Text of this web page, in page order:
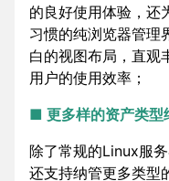
的良好使用体验，还
习惯的纯浏览器管理
白的视图布局，直观
用户的使用效率；
■ 更多样的资产类型
除了常规的Linux服
还支持纳管更多类型